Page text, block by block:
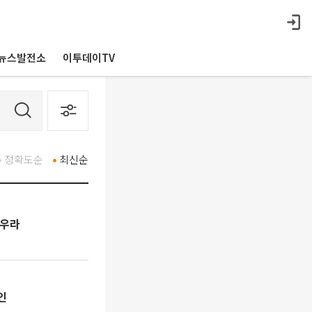
스발전소 이투데이TV
최신순
정확도순
라